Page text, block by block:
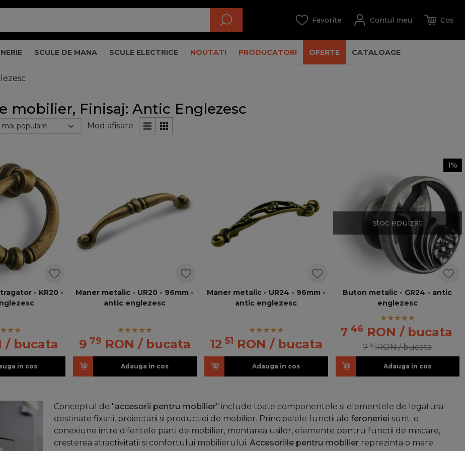
SCULE DE MANA SCULE ELECTRICE NOUTATI PRODUCATORI OFERTE CATALOAGE
mobilier, Finisaj: Antic Englezesc
Mod afisare
- KR20 -
/ bucata
in cos
Maner metalic - UR20 - 96mm -
antic englezesc
9 79 RON / bucata
Adauga in cos
Maner metalic - UR24 - 96mm -
antic englezesc
12 51 RON / bucata
Adauga in cos
stoc epuizat
1%
Buton metalic - GR24 - antic
englezesc
746 RON / bucata
761 RON / bucata
Adauga in cos
Conceptul de "accesorii pentru mobilier" include toate componentele si elementele de legatura
destinate fixarii, proiectarii si productiei de mobilier. Principalele functii aleferoneriei sunt: o
conexiune intre diferitele parti de mobilier, montarea usilor, elemente pentru functii de miscare,
cresterea atractivitatii si confortului mobilierului. Accesoriile pentru mobilier reprezinta o mare